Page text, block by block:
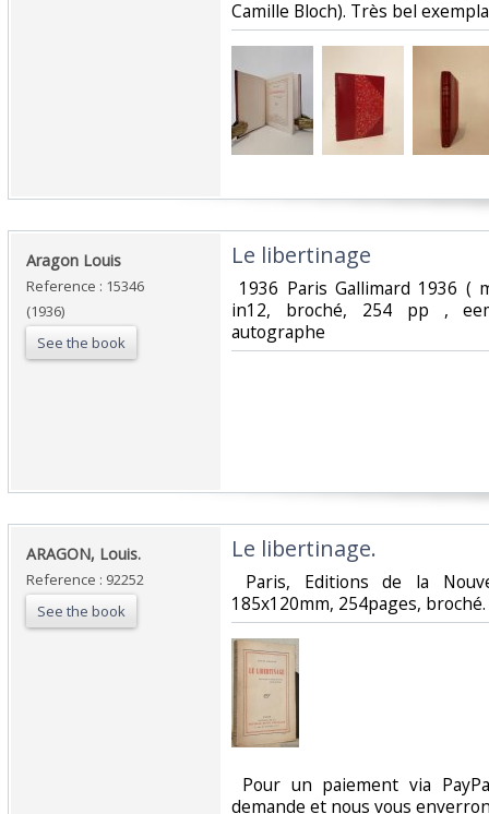
Camille Bloch). Très bel
‎Aragon Louis‎
Reference : 15346
(1936)
See the book
‎Le libertinage‎
1936 Paris Gallimard 1936
in12, broché, 254 pp ,
autographe‎
‎ARAGON, Louis.‎
Reference : 92252
See the book
‎Le libertinage.‎
Paris, Editions de la
185x120mm, 254pages, broché.
Pour un paiement via
demande et nous vous